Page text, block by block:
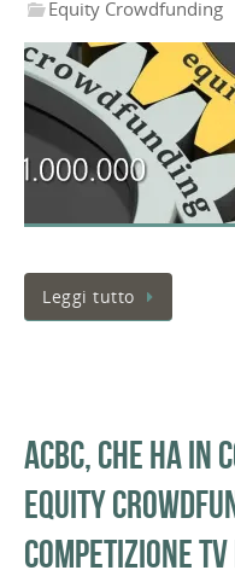
Equity Crowdfunding
Leggi tutto
ACBC, che ha
equity
competizione